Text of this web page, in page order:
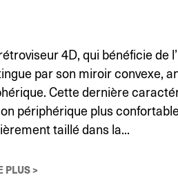
4D, qui bénéficie de
par son miroir convexe,
Cette dernière
périphérique plus
taillé dans la...
PLUS >